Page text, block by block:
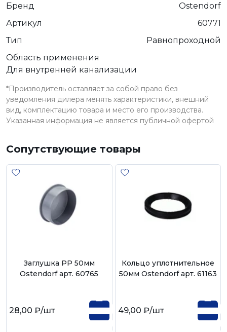
Бренд
Ostendorf
Артикул
60771
Тип
Равнопроходной
Область применения
Для внутренней канализации
*Производитель оставляет за собой право без
уведомления дилера менять характеристики, внешний
вид, комплектацию товара и место его производства.
Указанная информация не является публичной офертой
Сопутствующие товары
Заглушка РР 50мм
Ostendorf арт. 60765
28,00 ₽/шт
Кольцо уплотнительное
50мм Ostendorf арт. 61163
49,00 ₽/шт